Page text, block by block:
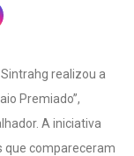
realizou a
Premiado”,
A iniciativa
que compareceram